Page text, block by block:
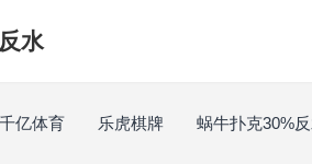
水
千亿体育 乐虎棋牌 蜗牛扑克30%